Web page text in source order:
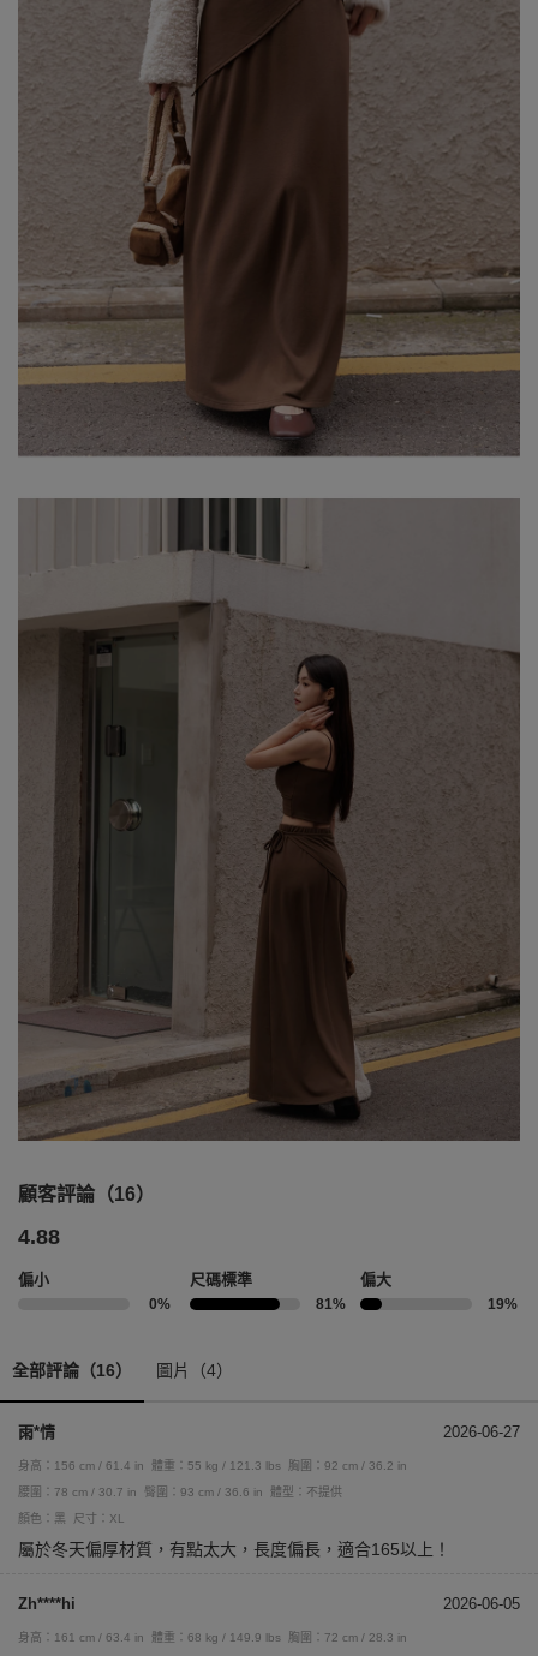
顧客評論（16）
4.88
偏小
0%
尺碼標準
81%
偏大
19%
全部評論（16） 圖片（4）
雨*情 2026-06-27
身高：156 cm / 61.4 in 體重：55 kg / 121.3 lbs
胸圍：92 cm / 36.2 in
腰圍：78 cm / 30.7 in
臀圍：93 cm / 36.6 in
體型：不提供
顏色：黑
尺寸：XL
屬於冬天偏厚材質，有點太大，長度偏長，適合165以上！
Zh****hi 2026-06-05
身高：161 cm / 63.4 in 體重：68 kg / 149.9 lbs
胸圍：72 cm / 28.3 in